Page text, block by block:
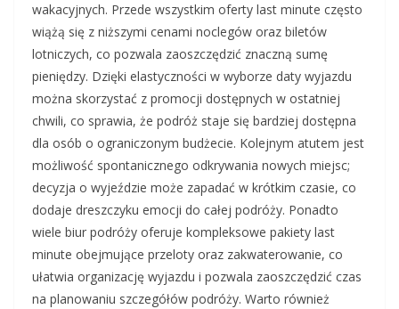
wakacyjnych. Przede wszystkim oferty last minute często
wiążą się z niższymi cenami noclegów oraz biletów
lotniczych, co pozwala zaoszczędzić znaczną sumę
pieniędzy. Dzięki elastyczności w wyborze daty wyjazdu
można skorzystać z promocji dostępnych w ostatniej
chwili, co sprawia, że podróż staje się bardziej dostępna
dla osób o ograniczonym budżecie. Kolejnym atutem jest
możliwość spontanicznego odkrywania nowych miejsc;
decyzja o wyjeździe może zapadać w krótkim czasie, co
dodaje dreszczyku emocji do całej podróży. Ponadto
wiele biur podróży oferuje kompleksowe pakiety last
minute obejmujące przeloty oraz zakwaterowanie, co
ułatwia organizację wyjazdu i pozwala zaoszczędzić czas
na planowaniu szczegółów podróży. Warto również